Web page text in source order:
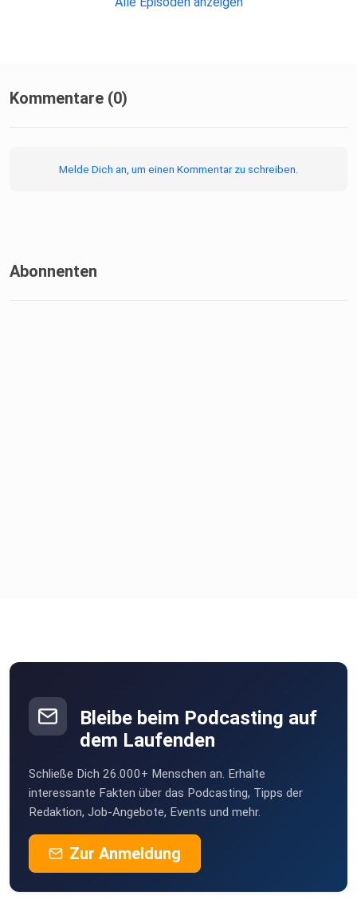
Kommentare (0)
Melde Dich an, um einen Kommentar zu schreiben.
Abonnenten
Bleibe beim Podcasting auf
dem Laufenden
Schließe Dich 26.000+ Menschen an. Erhalte
interessante Fakten über das Podcasting, Tipps der
Redaktion, Job-Angebote, Events und mehr.
Zur Anmeldung